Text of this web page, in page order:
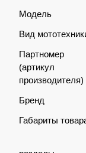
Модель
Вид
Партномер
(артикул
производителя)
Бренд
Габариты